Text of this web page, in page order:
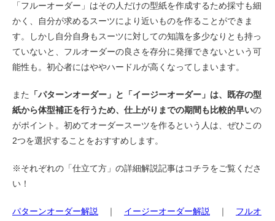
「フルーオーダー」はその人だけの型紙を作成するため採寸も細
かく、自分が求めるスーツにより近いものを作ることができま
す。しかし自分自身もスーツに対しての知識を多少なりとも持っ
ていないと、フルオーダーの良さを存分に発揮できないという可
能性も。初心者にはややハードルが高くなってしまいます。
また
「パターンオーダー」と「イージーオーダー」は、既存の型
紙から体型補正を行うため、仕上がりまでの期間も比較的早いの
がポイント。初めてオーダースーツを作るという人は、ぜひこの
2つを選択することをおすすめします。
※それぞれの「仕立て方」の詳細解説記事はコチラをご覧くださ
い！
パターンオーダー解説 ｜ イージーオーダー解説 ｜ フルオ